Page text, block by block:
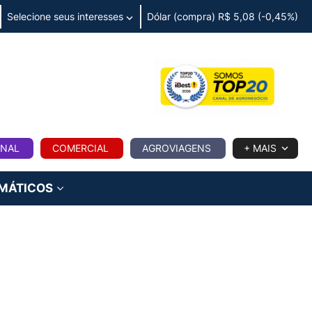
Selecione seus interesses Dólar (compra) R$ 5,08 (-0,45%)
COMERCIAL AGROVIAGENS + MAIS